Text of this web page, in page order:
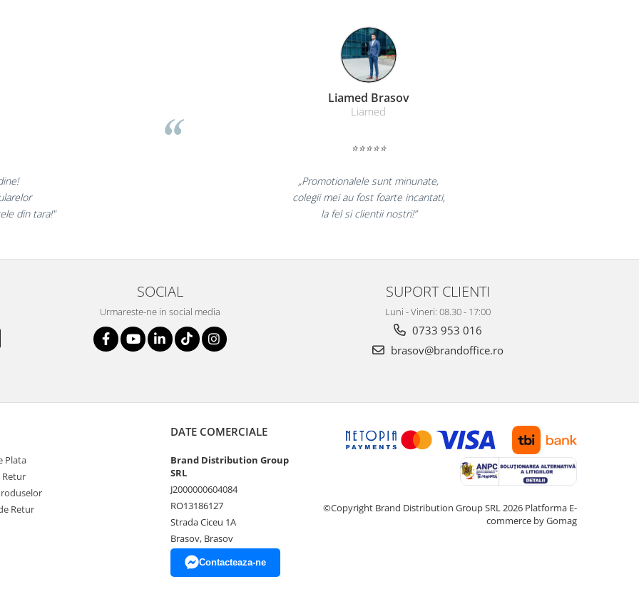
sunt minunate,
mei au fost foarte incantati,
la fel si clientii nostri!”
„Ne bucuram pentru reluarea colaborarii si
ne declaram multumiti pentru produsele plasate
si finalizate cu succes la timp."
SOCIAL
Urmareste-ne in social media
SUPORT CLIENTI
Luni - Vineri: 08.30 - 17:00
0733 953 016
brasov@brandoffice.ro
Plata
Retur
Retur
DATE COMERCIALE
Brand Distribution Group
SRL
J2000000604084
RO13186127
Strada Ciceu 1A
Brasov, Brasov
Contacteaza-ne
©Copyright Brand Distribution Group SRL 2026 Platforma E-
commerce by Gomag